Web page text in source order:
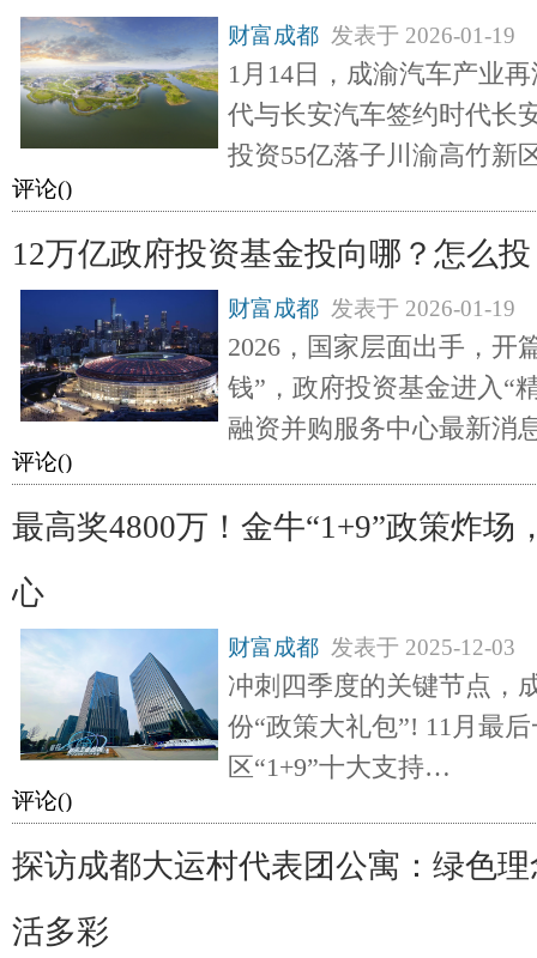
财富成都 发表于 2026-01-19
1月14日，成渝汽车产业
代与长安汽车签约时代长
投资55亿落子川渝高竹新
评论()
12万亿政府投资基金投向哪？怎么
财富成都 发表于 2026-01-19
2026，国家层面出手，开
钱”，政府投资基金进入“
融资并购服务中心最新消
评论()
最高奖4800万！金牛“1+9”政策炸场
心
财富成都 发表于 2025-12-03
冲刺四季度的关键节点，
份“政策大礼包”! 11月最
区“1+9”十大支持…
评论()
探访成都大运村代表团公寓：绿色理
活多彩